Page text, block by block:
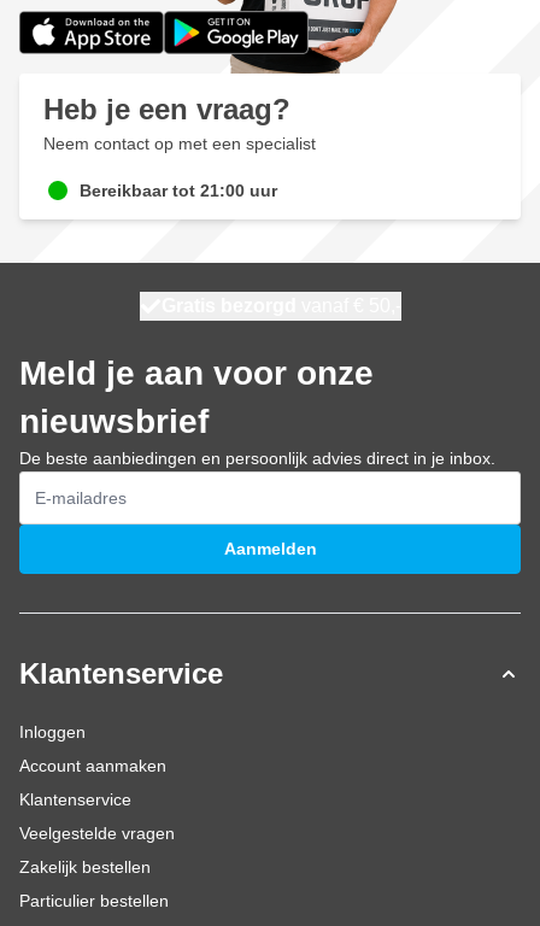
Heb je een vraag?
Neem contact op met een specialist
Bereikbaar tot 21:00 uur
Meld je aan voor onze
nieuwsbrief
De beste aanbiedingen en persoonlijk advies direct in je inbox.
E-mailadres
Aanmelden
Klantenservice
Inloggen
Account aanmaken
Klantenservice
Veelgestelde vragen
Zakelijk bestellen
Particulier bestellen